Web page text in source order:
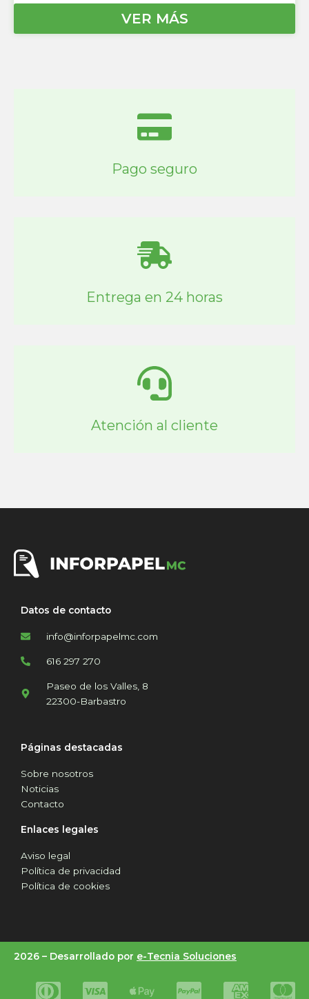
VER MÁS
Pago seguro
Entrega en 24 horas
Atención al cliente
Datos de contacto
info@inforpapelmc.com
616 297 270
Paseo de los Valles, 8
22300-Barbastro
Páginas destacadas
Sobre nosotros
Noticias
Contacto
Enlaces legales
Aviso legal
Política de privacidad
Política de cookies
2026 – Desarrollado por e-Tecnia Soluciones